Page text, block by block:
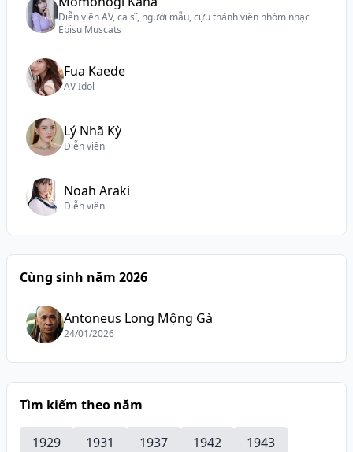
Diễn viên AV, ca sĩ, người mẫu, cựu thành viên nhóm nhạc
Ebisu Muscats
Fua Kaede
AV Idol
Lý Nhã Kỳ
Diễn viên
Noah Araki
Diễn viên
Cùng sinh năm 2026
Antoneus Long Mộng Gà
24/01/2026
Tìm kiếm theo năm
1929 1931 1937 1942
1943